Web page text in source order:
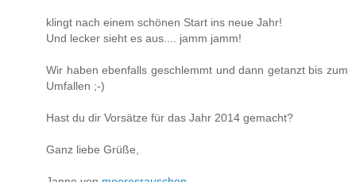
klingt nach einem schönen Start ins neue Jahr!
Und lecker sieht es aus.... jamm jamm!
Wir haben ebenfalls geschlemmt und dann getanzt bis zum
Umfallen ;-)
Hast du dir Vorsätze für das Jahr 2014 gemacht?
Ganz liebe Grüße,